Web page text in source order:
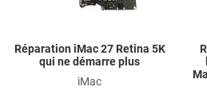
Quick
Réparation iMac 27 Retina 5K
qui ne démarre plus
iMac